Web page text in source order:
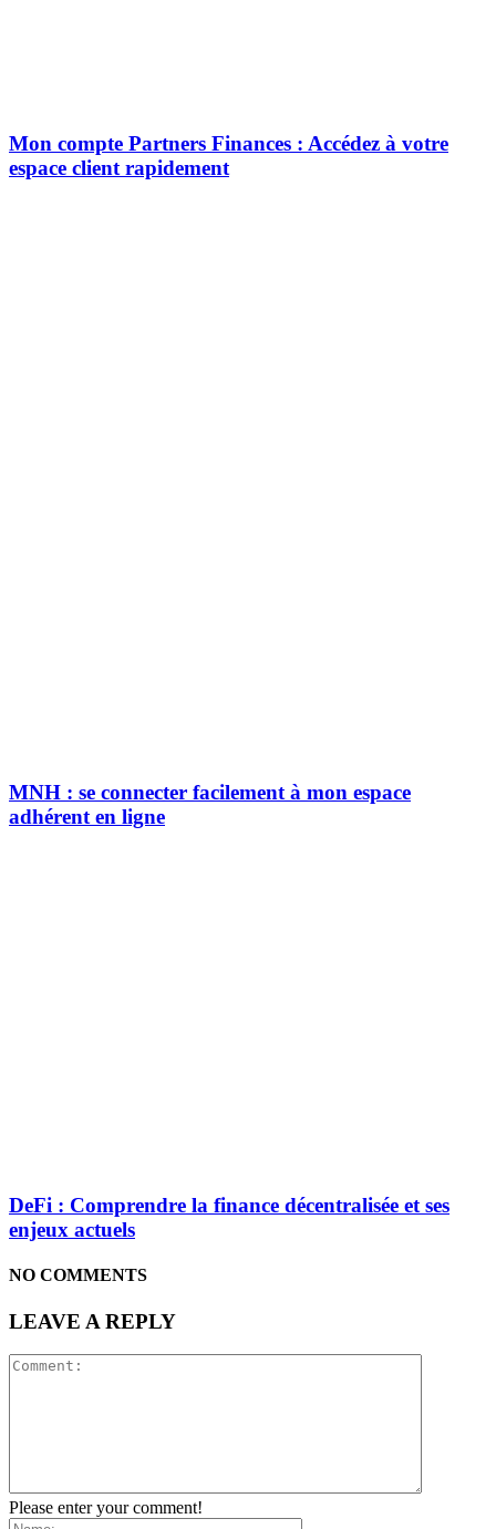
Mon compte Partners Finances : Accédez à votre
espace client rapidement
MNH : se connecter facilement à mon espace
adhérent en ligne
DeFi : Comprendre la finance décentralisée et ses
enjeux actuels
NO COMMENTS
LEAVE A REPLY
Please enter your comment!